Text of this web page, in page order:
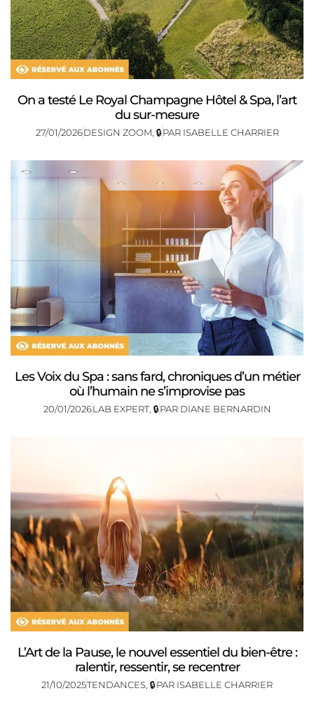
On a testé Le Royal Champagne Hôtel & Spa, l’art
du sur-mesure
27/01/2026DESIGN ZOOM 🔒PAR ISABELLE CHARRIER
Les Voix du Spa : sans fard, chroniques d’un métier
où l’humain ne s’improvise pas
20/01/2026LAB EXPERT, 🔒PAR DIANE BERNARDIN
L’Art de la Pause, le nouvel essentiel du bien-être :
ralentir, ressentir, se recentrer
21/10/2025TENDANCES, 🔒PAR ISABELLE CHARRIER